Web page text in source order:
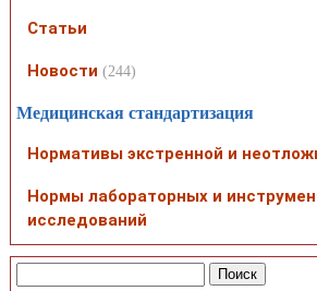
Статьи
Новости (244)
Медицинская стандартизация
Нормативы экстренной и
Нормы лабораторных и
исследований